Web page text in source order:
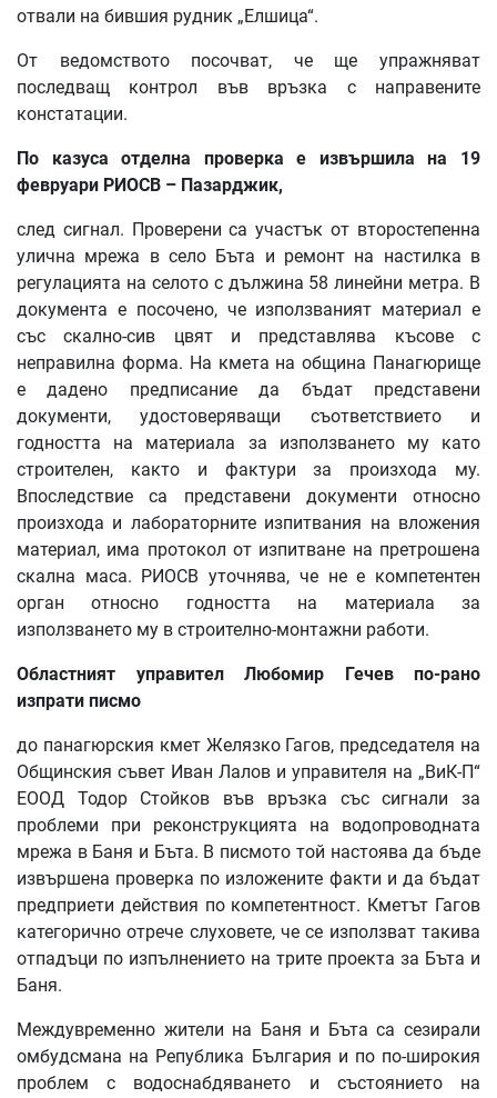
отвали на бившия рудник „Елшица“.
От ведомството посочват, че ще упражняват
последващ контрол във връзка с направените
констатации.
По казуса отделна проверка е извършила на 19
февруари РИОСВ – Пазарджик,
след сигнал. Проверени са участък от второстепенна
улична мрежа в село Бъта и ремонт на настилка в
регулацията на селото с дължина 58 линейни метра. В
документа е посочено, че използваният материал е
със скално-сив цвят и представлява късове с
неправилна форма. На кмета на община Панагюрище
е дадено предписание да бъдат представени
документи, удостоверяващи съответствието и
годността на материала за използването му като
строителен, както и фактури за произхода му.
Впоследствие са представени документи относно
произхода и лабораторните изпитвания на вложения
материал, има протокол от изпитване на претрошена
скална маса. РИОСВ уточнява, че не е компетентен
орган относно годността на материала за
използването му в строително-монтажни работи.
Областният управител Любомир Гечев по-рано
изпрати писмо
до панагюрския кмет Желязко Гагов, председателя на
Общинския съвет Иван Лалов и управителя на „ВиК-П“
ЕООД Тодор Стойков във връзка със сигнали за
проблеми при реконструкцията на водопроводната
мрежа в Баня и Бъта. В писмото той настоява да бъде
извършена проверка по изложените факти и да бъдат
предприети действия по компетентност. Кметът Гагов
категорично отрече слуховете, че се използват такива
отпадъци по изпълнението на трите проекта за Бъта и
Баня.
Междувременно жители на Баня и Бъта са сезирали
омбудсмана на Република България и по по-широкия
проблем с водоснабдяването и състоянието на